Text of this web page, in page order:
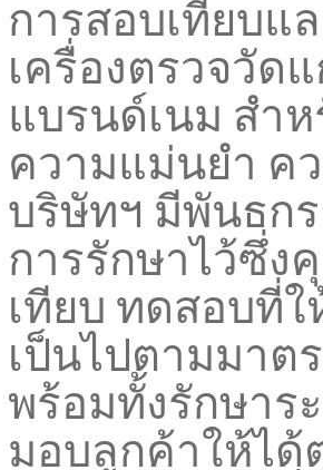
การสอบเทียบแ
เครื่องตรวจวัด
แบรนด์เนม สำ
ความแม่นยำ ค
บริษัทฯ มีพันธก
การรักษาไว้ซึ่ง
เทียบ ทดสอบที่
เป็นไปตามมาต
พร้อมทั้งรักษาร
มอบลูกค้าให้ได้